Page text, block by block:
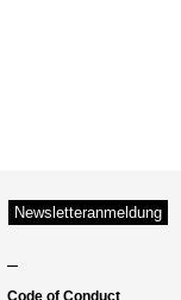
–
Code of Conduct